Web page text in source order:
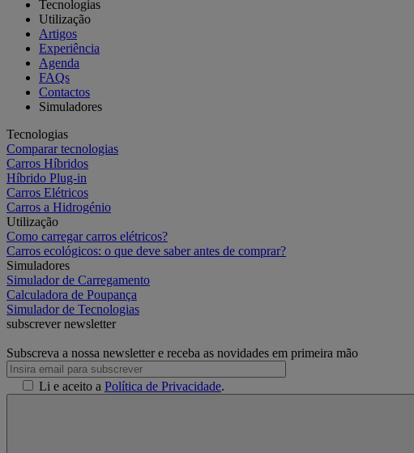
Tecnologias
Utilização
Artigos
Experiência
Agenda
FAQs
Contactos
Simuladores
Tecnologias
Comparar tecnologias
Carros Híbridos
Híbrido Plug-in
Carros Elétricos
Carros a Hidrogénio
Utilização
Como carregar carros elétricos?
Carros ecológicos: o que deve saber antes de comprar?
Simuladores
Simulador de Carregamento
Calculadora de Poupança
Simulador de Tecnologias
subscrever newsletter
Subscreva a nossa newsletter e receba as novidades em primeira mão
Li e aceito a Política de Privacidade.